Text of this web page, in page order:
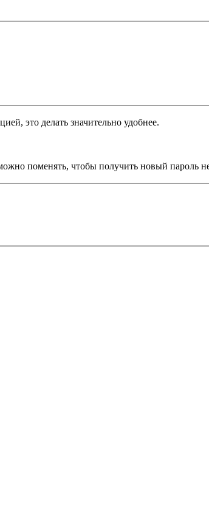
это делать значительно удобнее.
поменять, чтобы получить новый пароль